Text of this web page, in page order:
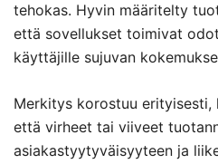
tehokas. Hyvin määritelty
että sovellukset toimivat
käyttäjille sujuvan
Merkitys korostuu erityisesti,
että virheet tai viiveet
asiakastyytyväisyyteen ja